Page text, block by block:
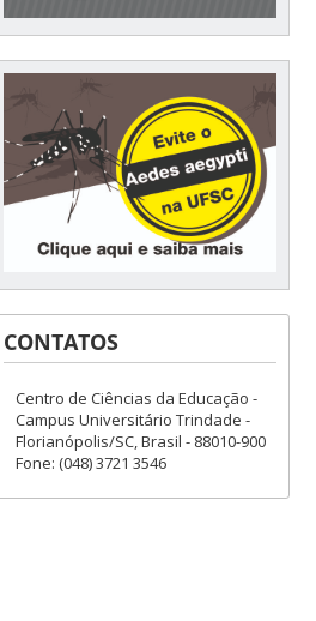
CONTATOS
Centro de Ciências da Educação -
Campus Universitário Trindade -
Florianópolis/SC, Brasil - 88010-900
Fone: (048) 3721 3546